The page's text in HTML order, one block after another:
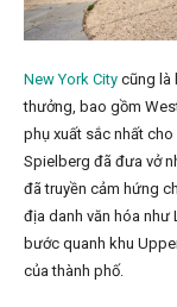
New York City cũng là
thưởng, bao gồm
phụ xuất sắc nhất
Spielberg đã đưa vở
đã truyền cảm hứng
địa danh văn hóa như
bước quanh khu
của thành phố.